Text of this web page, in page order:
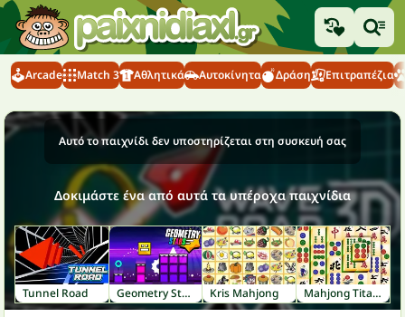
Arcade Match 3 Αθλητικά Αυτοκίνητα Δράση Επιτραπέζια
Αυτό το παιχνίδι δεν υποστηρίζεται στη συσκευή σας
Δοκιμάστε ένα από αυτά τα υπέροχα παιχνίδια
Tunnel Road Geometry Stars Kris Mahjong Mahjong Titans